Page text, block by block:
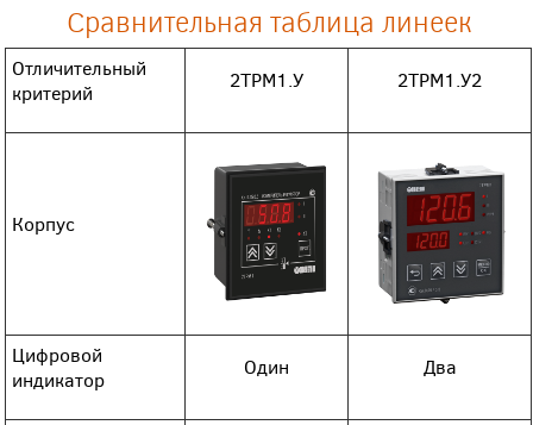
Сравнительная таблица линеек
Отличительный
критерий
2ТРМ1.У 2ТРМ1.У2
Корпус
Цифровой
индикатор
Один Два